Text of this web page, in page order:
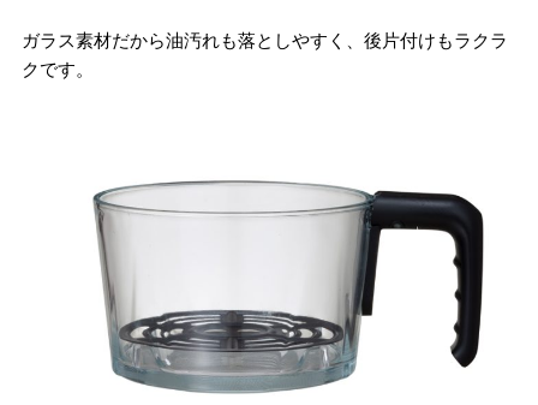
ガラス素材だから油汚れも落としやすく、後片付けもラクラ
クです。